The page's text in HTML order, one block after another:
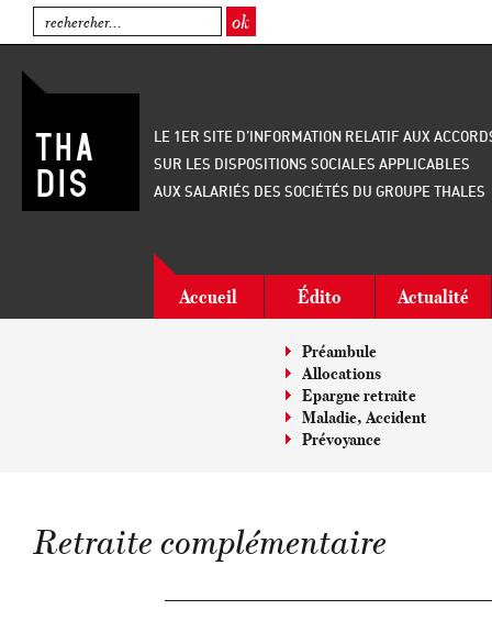
LE 1ER SITE D’INFORMATION RELATIF AUX
SUR LES DISPOSITIONS SOCIALES APPLICABLES
AUX SALARIÉS DES SOCIÉTÉS DU GROUPE THALES
Accueil Édito Actualité
Préambule
Allocations
Epargne retraite
Maladie, Accident
Prévoyance
Retraite complémentaire